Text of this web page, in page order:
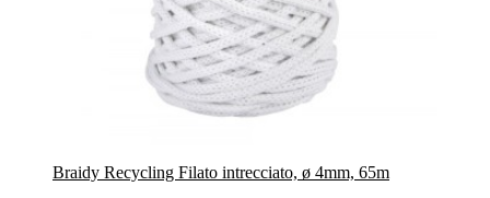
Braidy Recycling Filato intrecciato, ø 4mm, 65m